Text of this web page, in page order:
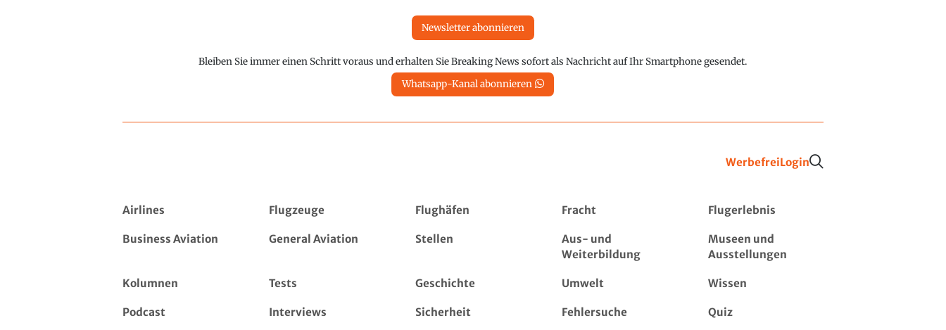
Newsletter abonnieren
Bleiben Sie immer einen Schritt voraus und erhalten Sie Breaking News sofort als Nachricht auf Ihr Smartphone gesendet.
Whatsapp-Kanal abonnieren
WerbefreiLogin
Airlines Flugzeuge Flughäfen Fracht Flugerlebnis
Business Aviation General Aviation Stellen
Aus- und
Weiterbildung
Museen und
Ausstellungen
Kolumnen Tests Geschichte Umwelt Wissen
Podcast Interviews Sicherheit Fehlersuche Quiz